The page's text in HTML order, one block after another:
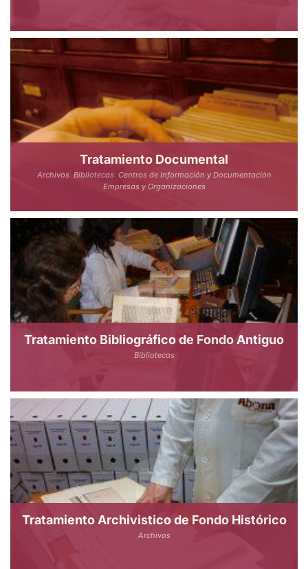
Tratamiento Documental
Archivos Bibliotecas Centros de Información y Documentación
Empresas y Organizaciones
Tratamiento Bibliográfico de Fondo Antiguo
Bibliotecas
Tratamiento Archivistico de Fondo Histórico
Archivos